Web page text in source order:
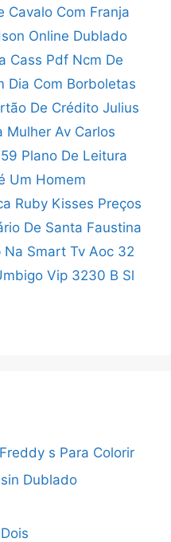
Cavalo Com Franja
Online Dublado
Cass Pdf Ncm De
Dia Com Borboletas
De Crédito Julius
Mulher Av Carlos
Plano De Leitura
Um Homem
Ruby Kisses Preços
De Santa Faustina
Na Smart Tv Aoc 32
Vip 3230 B Sl
s Para Colorir
Dublado